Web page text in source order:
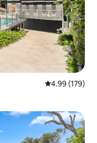
Calificación
4.99 (179)